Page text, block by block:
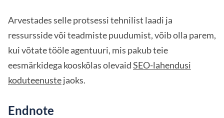
Arvestades selle protsessi tehnilist laadi ja
ressursside või teadmiste puudumist, võib olla parem,
kui võtate tööle agentuuri, mis pakub teie
eesmärkidega kooskõlas olevaidSEO-lahendusi
koduteenustejaoks.
Endnote